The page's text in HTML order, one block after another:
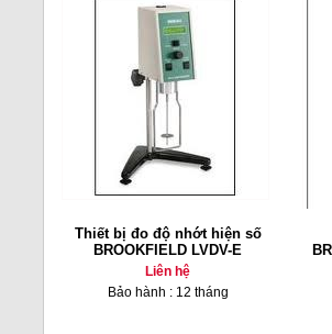
Thiết bị đo độ nhớt hiện số
BROOKFIELD LVDV-E
Liên hệ
Bảo hành : 12 tháng